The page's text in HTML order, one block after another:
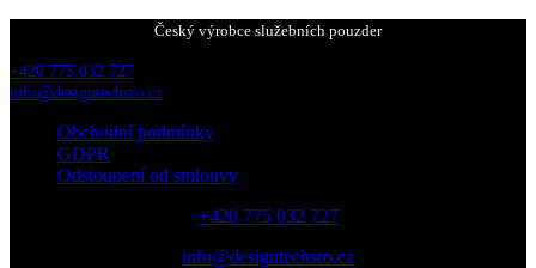
Český výrobce služebních pouzder
+420 775 032 727
info@designtechsro.cz
Obchodní podmínky
GDPR
Odstoupení od smlouvy
+420 775 032 727
info@designtechsro.cz